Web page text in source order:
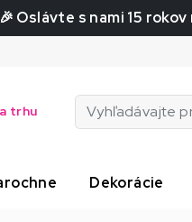
🎉 Oslávte s nami 15
trhu
Dekorácie